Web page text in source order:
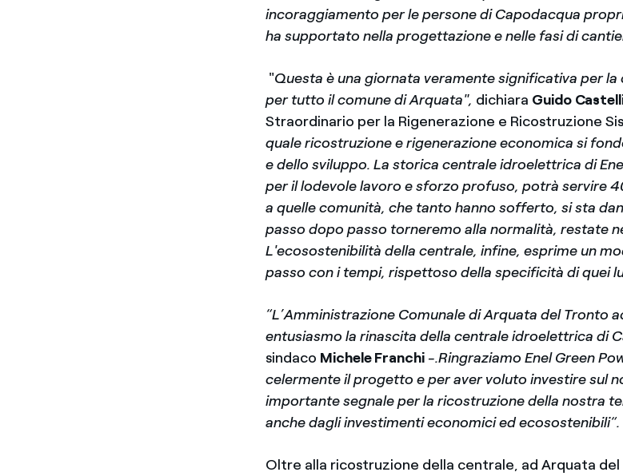
incoraggiamento per le persone di Capodacqua
ha supportato nella progettazione e nelle fasi di
"Questa è una giornata veramente significativa per
per tutto il comune di Arquata", dichiara Guido
Straordinario per la Rigenerazione e Ricostruzione
quale ricostruzione e rigenerazione economica si
e dello sviluppo. La storica centrale idroelettrica di
per il lodevole lavoro e sforzo profuso, potrà servire
a quelle comunità, che tanto hanno sofferto, si sta
passo dopo passo torneremo alla normalità, restate
L'ecosostenibilità della centrale, infine, esprime un
passo con i tempi, rispettoso della specificità di quei
“L’Amministrazione Comunale di Arquata del Tronto
entusiasmo la rinascita della centrale idroelettrica di
sindaco Michele Franchi-.Ringraziamo Enel Green
celermente il progetto e per aver voluto investire sul
importante segnale per la ricostruzione della nostra
anche dagli investimenti economici ed ecosostenibili“.
Oltre alla ricostruzione della centrale, ad Arquata